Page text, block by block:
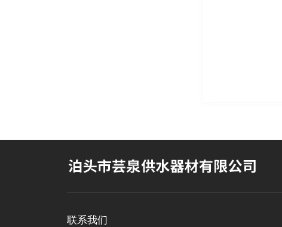
联系我们